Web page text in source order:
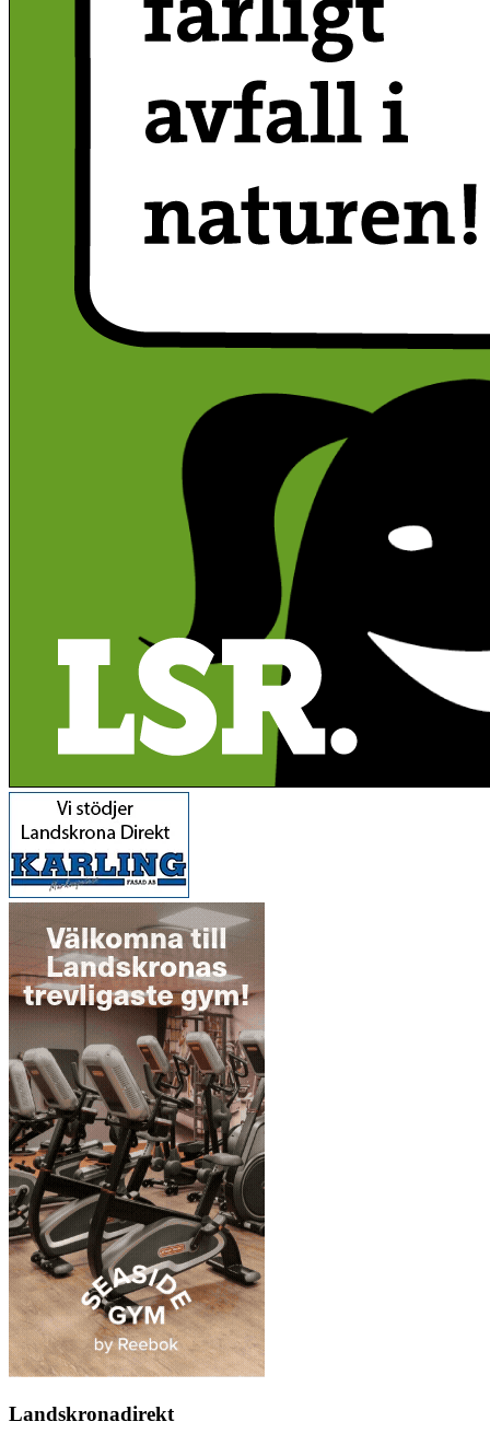
Landskronadirekt